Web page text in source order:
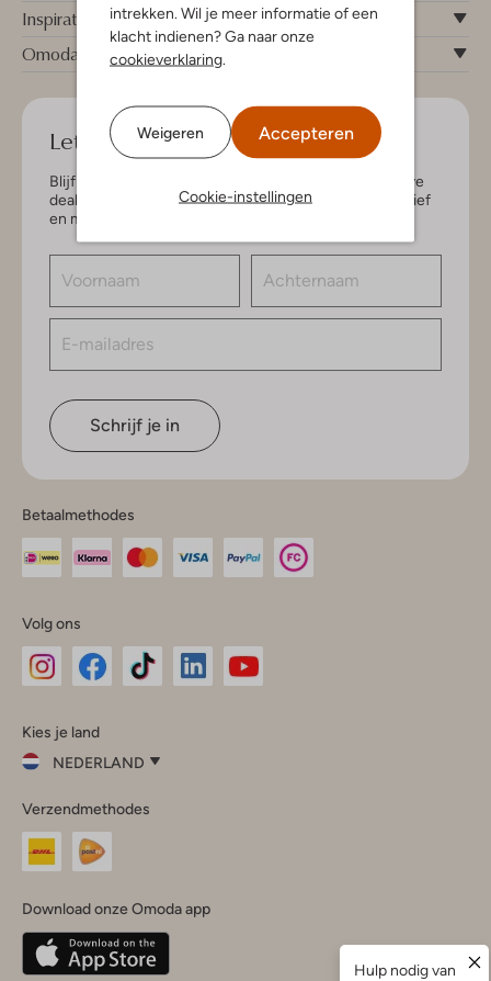
intrekken. Wil je meer informatie of een
klacht indienen? Ga naar onze
cookieverklaring.
Weigeren Accepteren
Cookie-instellingen
Inspiratie
Omoda
Let's keep in touch!
Blijf op de hoogte van de nieuwste items en exclusieve
deals, speciaal voor jou. Schrijf je in voor de nieuwsbrief
en maak kans op € 150,- shoptegoed.
Schrijf je in
Betaalmethodes
Volg ons
InstagramFacebook
Kies je land
NEDERLAND
je
land
Nederland
Belgique(Français)
Deutschland
Verzendmethodes
Download onze Omoda app